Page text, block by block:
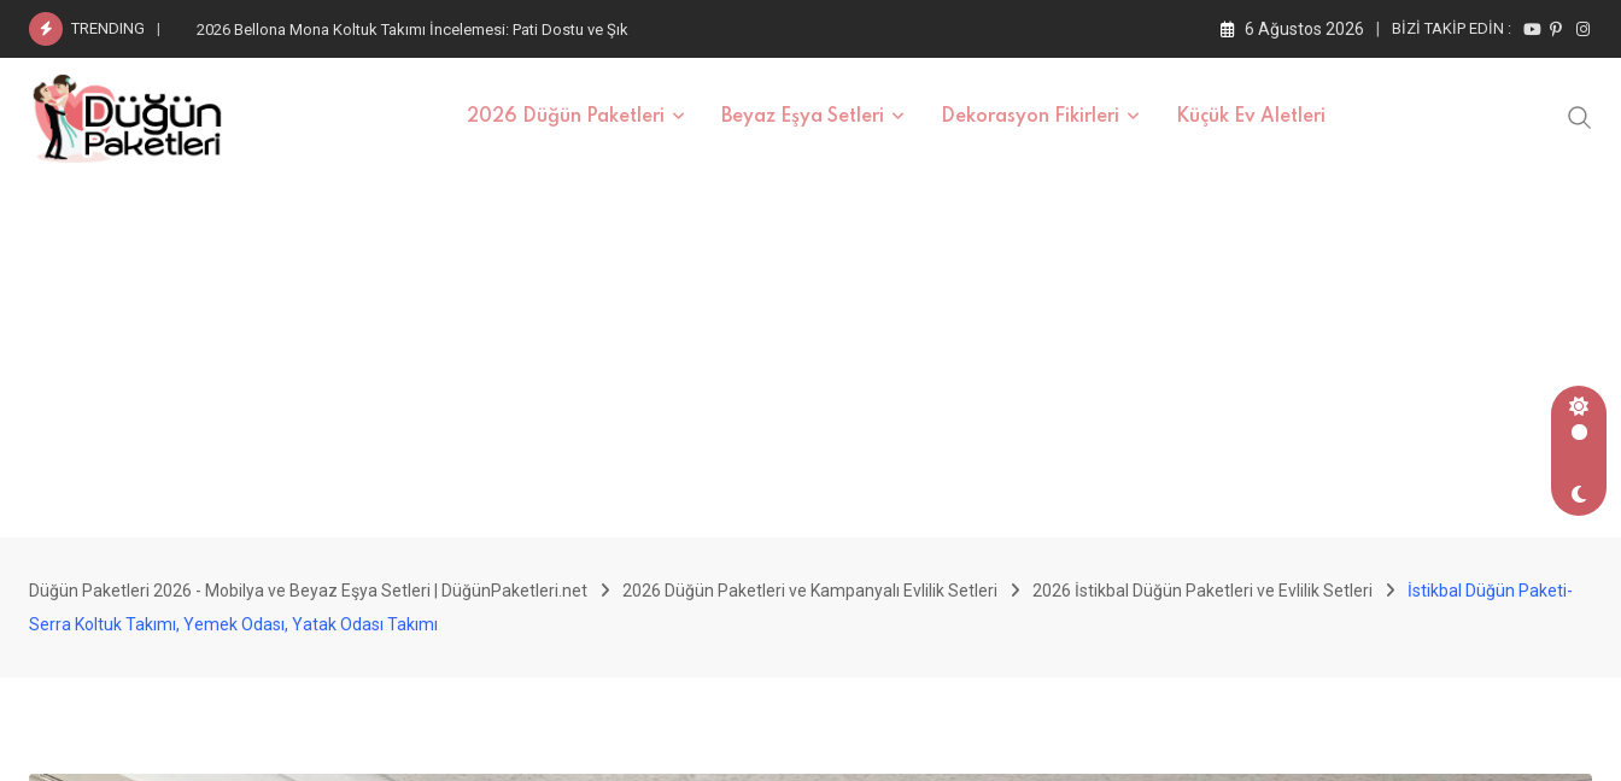
TRENDING 2026 Bellona Estella Koltuk Takımı: Pati Dostu Kumaş ve Fiyatlar 6 Ağustos 2026 BIZI TAKIP EDIN :
2026 Düğün Paketleri Beyaz Eşya Setleri Dekorasyon Fikirleri Küçük Ev Aletleri
Düğün Paketleri 2026 - Mobilya ve Beyaz Eşya Setleri | DüğünPaketleri.net 2026 Düğün Paketleri ve Kampanyalı Evlilik Setleri 2026 İstikbal Düğün Paketleri ve Evlilik Setleri
İstikbal Düğün Paketi-
Serra Koltuk Takımı, Yemek Odası, Yatak Odası Takımı